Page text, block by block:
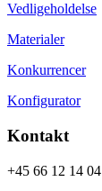
Vedligeholdelse
Materialer
Konkurrencer
Konfigurator
Kontakt
+45 66 12 14 04